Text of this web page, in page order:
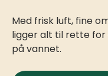
Med frisk luft, fine
ligger alt til rette for
på vannet.